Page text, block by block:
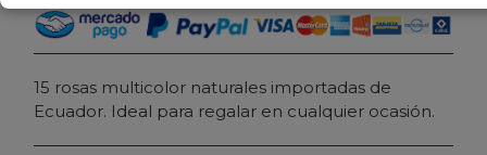
15 rosas multicolor naturales importadas de
Ecuador. Ideal para regalar en cualquier ocasión.